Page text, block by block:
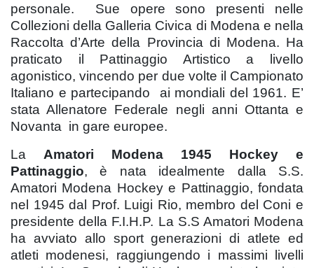
personale. Sue opere sono presenti nelle
Collezioni della Galleria Civica di Modena e nella
Raccolta d’Arte della Provincia di Modena. Ha
praticato il Pattinaggio Artistico a livello
agonistico, vincendo per due volte il Campionato
Italiano e partecipando ai mondiali del 1961. E’
stata Allenatore Federale negli anni Ottanta e
Novanta in gare europee.
La Amatori Modena 1945 Hockey e
Pattinaggio, è nata idealmente dalla S.S.
Amatori Modena Hockey e Pattinaggio, fondata
nel 1945 dal Prof. Luigi Rio, membro del Coni e
presidente della F.I.H.P. La S.S Amatori Modena
ha avviato allo sport generazioni di atlete ed
atleti modenesi, raggiungendo i massimi livelli